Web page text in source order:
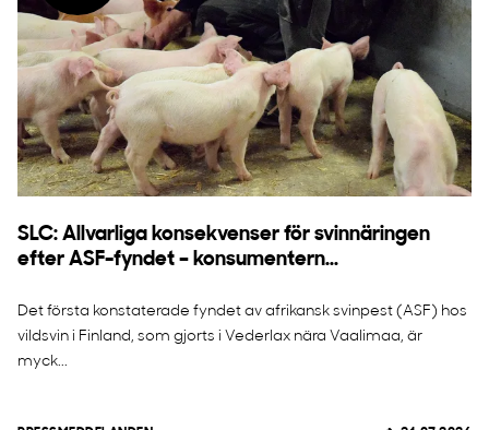
SLC: Allvarliga konsekvenser för svinnäringen
efter ASF-fyndet – konsumentern...
Det första konstaterade fyndet av afrikansk svinpest (ASF) hos
vildsvin i Finland, som gjorts i Vederlax nära Vaalimaa, är
myck...